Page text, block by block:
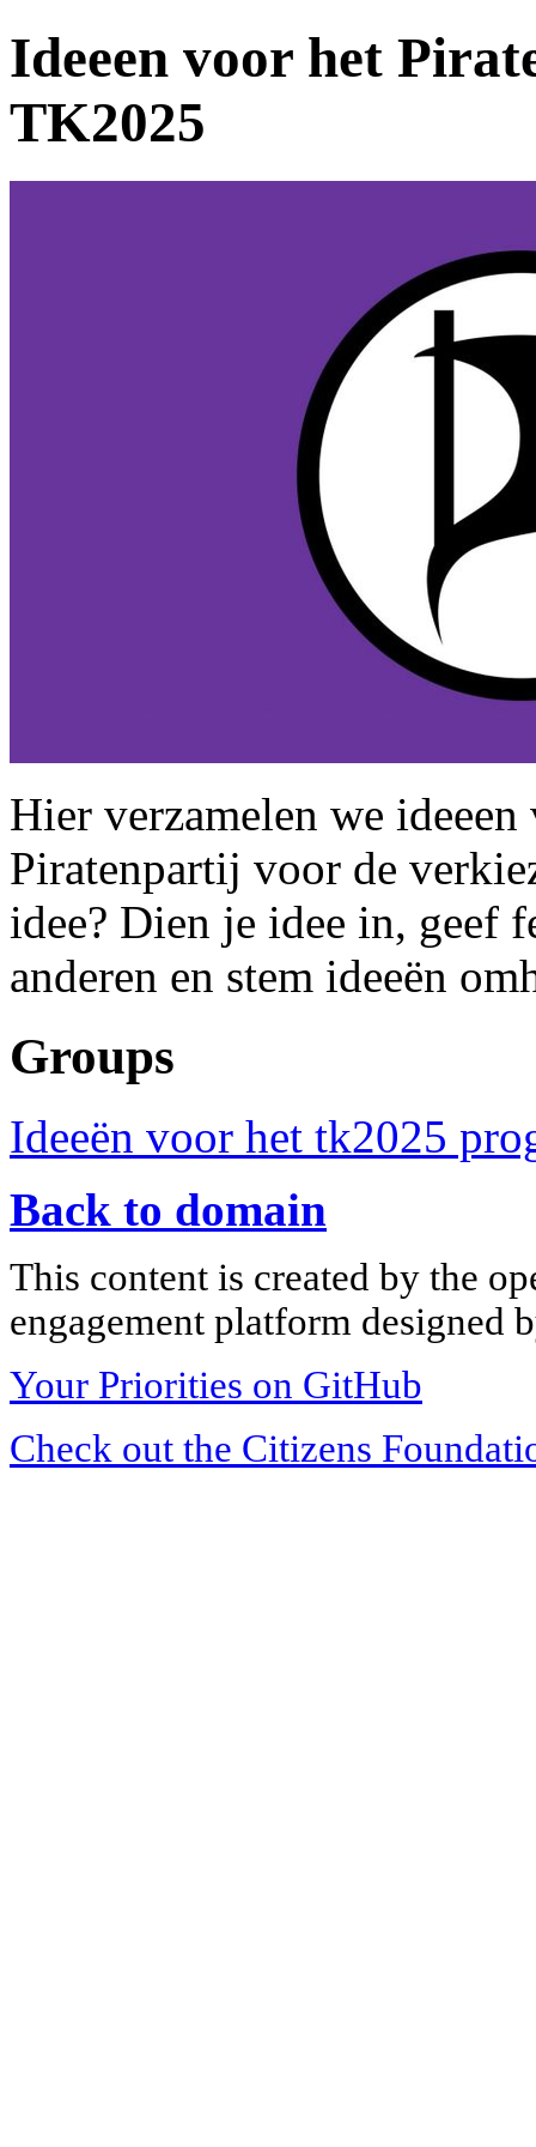
Ideeen voor het
TK2025
Hier verzamelen we
Piratenpartij voor de
idee? Dien je idee in, geef
anderen en stem ideeën
Groups
Ideeën voor het tk2025
Back to domain
This content is created by the
engagement platform designed
Your Priorities on GitHub
Check out the Citizens